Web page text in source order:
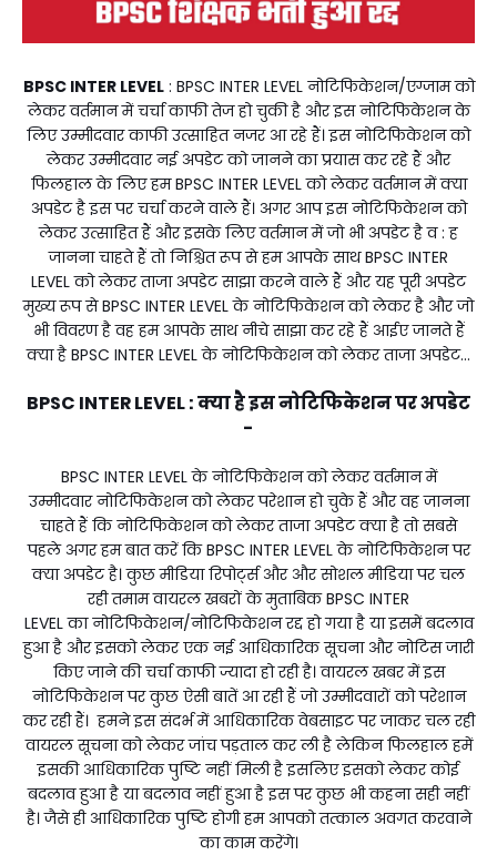
BPSC INTER LEVEL: BPSC INTER LEVEL नोटिफिकेशन/एग्जाम को
लेकर वर्तमान में चर्चा काफी तेज हो चुकी है और इस नोटिफिकेशन के
लिए उम्मीदवार काफी उत्साहित नजर आ रहे हैं। इस नोटिफिकेशन को
लेकर उम्मीदवार नई अपडेट को जानने का प्रयास कर रहे हैं और
फिलहाल के लिए हम BPSC INTER LEVEL को लेकर वर्तमान में क्या
अपडेट है इस पर चर्चा करने वाले हैं। अगर आप इस नोटिफिकेशन को
लेकर उत्साहित हैं और इसके लिए वर्तमान में जो भी अपडेट है व : ह
जानना चाहते हैं तो निश्चित रूप से हम आपके साथ BPSC INTER
LEVEL को लेकर ताजा अपडेट साझा करने वाले हैं और यह पूरी अपडेट
मुख्य रूप से BPSC INTER LEVEL के नोटिफिकेशन को लेकर है और जो
भी विवरण है वह हम आपके साथ नीचे साझा कर रहे हैं आईए जानते हैं
क्या है BPSC INTER LEVEL के नोटिफिकेशन को लेकर ताजा अपडेट...
BPSC INTER LEVEL : क्या है इस नोटिफिकेशन पर अपडेट
-
BPSC INTER LEVEL के नोटिफिकेशन को लेकर वर्तमान में
उम्मीदवार नोटिफिकेशन को लेकर परेशान हो चुके हैं और वह जानना
चाहते हैं कि नोटिफिकेशन को लेकर ताजा अपडेट क्या है तो सबसे
पहले अगर हम बात करें कि BPSC INTER LEVEL के नोटिफिकेशन पर
क्या अपडेट है। कुछ मीडिया रिपोर्ट्स और और सोशल मीडिया पर चल
रही तमाम वायरल खबरों के मुताबिक BPSC INTER
LEVEL का नोटिफिकेशन/नोटिफिकेशन रद्द हो गया है या इसमें बदलाव
हुआ है और इसको लेकर एक नई आधिकारिक सूचना और नोटिस जारी
किए जाने की चर्चा काफी ज्यादा हो रही है। वायरल खबर में इस
नोटिफिकेशन पर कुछ ऐसी बातें आ रही हैं जो उम्मीदवारों को परेशान
कर रही हैं। हमने इस संदर्भ में आधिकारिक वेबसाइट पर जाकर चल रही
वायरल सूचना को लेकर जांच पड़ताल कर ली है लेकिन फिलहाल हमें
इसकी आधिकारिक पुष्टि नहीं मिली है इसलिए इसको लेकर कोई
बदलाव हुआ है या बदलाव नहीं हुआ है इस पर कुछ भी कहना सही नहीं
है। जैसे ही आधिकारिक पुष्टि होगी हम आपको तत्काल अवगत करवाने
का काम करेंगे।